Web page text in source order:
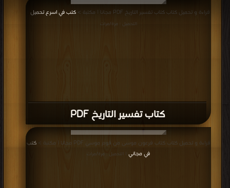
كتاب تفسير التاريخ PDF
قراءة و تحميل كتاب كتاب تفسير التاريخ PDF مجانا | مكتبة > كتب في اسرع تحميل
التحميل : مرة/مرات
قراءة و تحميل كتاب كتاب فرعون موسى من قوم موسى PDF مجانا | مكتبة >
كتب
في مجاني | التحميل : مرة/مرات